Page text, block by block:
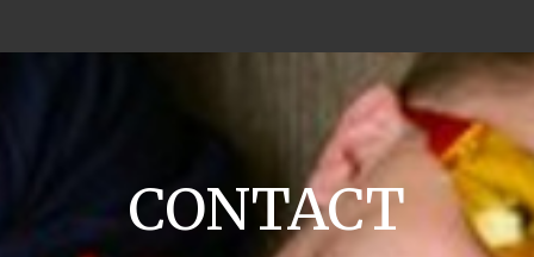
CONTACT